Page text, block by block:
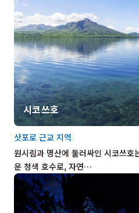
시코쓰호
원시림과 명산에 둘러싸인 시코쓰호
운 청색 호수로, 자연…
삿포로 근교 지역